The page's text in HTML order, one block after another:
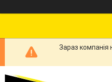
Зараз компанія